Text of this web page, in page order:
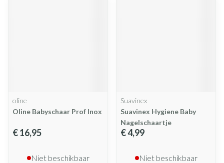
oline
Oline Babyschaar Prof Inox
€ 16,95
Niet beschikbaar
Suavinex
Suavinex Hygiene Baby
Nagelschaartje
€ 4,99
Niet beschikbaar